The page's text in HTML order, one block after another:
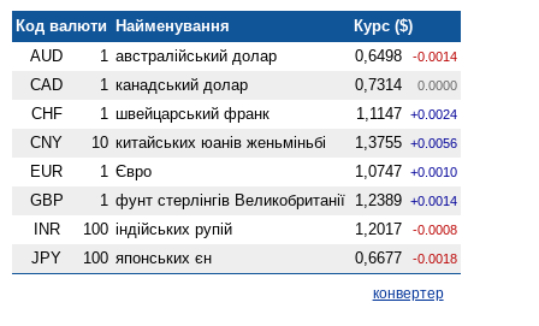
Код валюти Найменування
Курс ($)
AUD
1 австралійський долар 0,6498 -0.0014
CAD 1 канадський долар 0,7314 0.0000
CHF 1 швейцарський франк 1,1147 +0.0024
CNY 10 китайських юанів женьмiньбi 1,3755 +0.0056
EUR 1 Євро 1,0747 +0.0010
GBP 1 фунт стерлінгів Велико­британії 1,2389 +0.0014
INR 100 індійських рупій 1,2017 -0.0008
JPY 100 японських єн 0,6677 -0.0018
конвертер